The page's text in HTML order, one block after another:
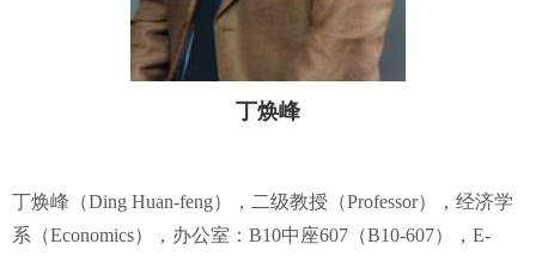
丁焕峰
丁焕峰（Ding Huan-feng），二级教授（Professor），经济学
系（Economics），办公室：B10中座607（B10-607），E-